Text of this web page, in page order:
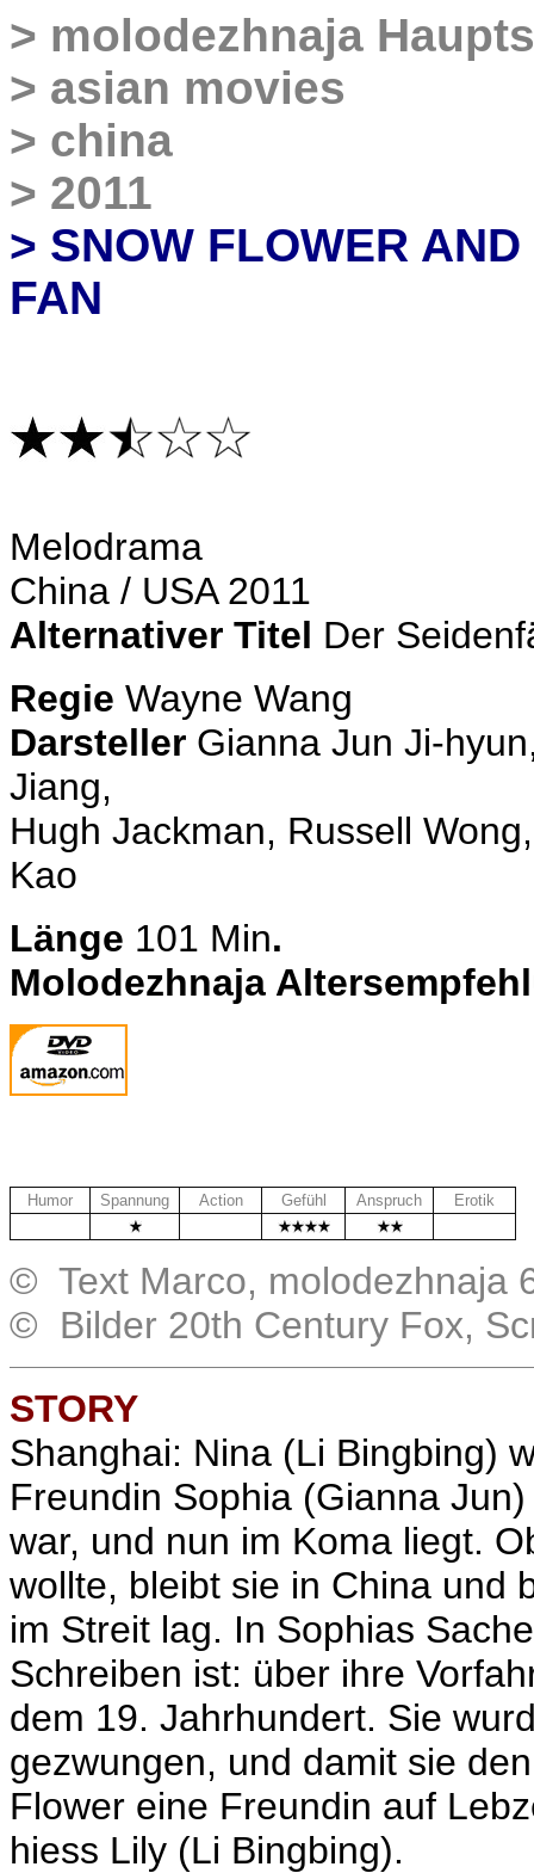
> molodezhnaja
> asian movies
> china
> 2011
> SNOW FLOWER
FAN
Melodrama
China / USA 2011
Alternativer Titel Der
Regie Wayne Wang
Darsteller Gianna Jun Ji-
Jiang,
Hugh Jackman, Russell
Kao
Länge 101 Min.
Molodezhnaja
Humor Spannung Action Gefühl Anspruch
Erotik
© Text Marco, molodezhnaja
© Bilder 20th Century Fox,
STORY
Shanghai: Nina (Li Bingbing)
Freundin Sophia (Gianna
war, und nun im Koma liegt.
wollte, bleibt sie in China und
im Streit lag. In Sophias
Schreiben ist: über ihre
dem 19. Jahrhundert. Sie
gezwungen, und damit sie
Flower eine Freundin auf
hiess Lily (Li Bingbing).